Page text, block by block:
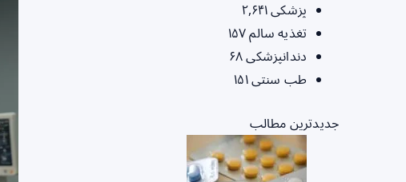
پزشکی۲,۶۴۱
تغذیه سالم۱۵۷
دندانپزشکی۶۸
طب سنتی۱۵۱
جدیدترین مطالب